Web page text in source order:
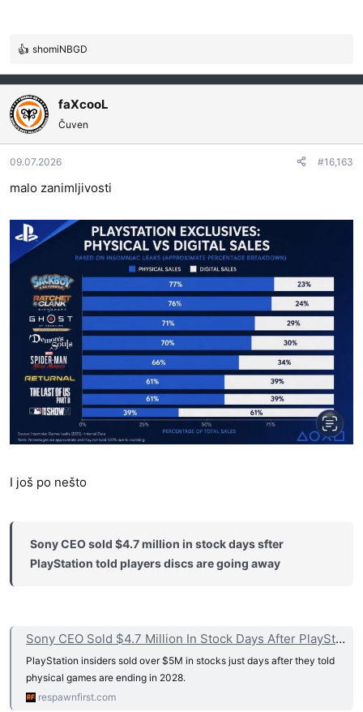
R
a
g
o
v
a
n
a
shomiNBGD
faXcooL
Čuven
09.07.2026 #16,163
malo zanimljivosti
I još po nešto
Sony CEO sold $4.7 million in stock days sfter
PlayStation told players discs are going away
Sony CEO Sold $4.7 Million In Stock Days After PlayStation Told Players Discs Are Going Away
PlayStation insiders sold over $5M in stocks just days after they told
physical games are ending in 2028.
respawnfirst.com